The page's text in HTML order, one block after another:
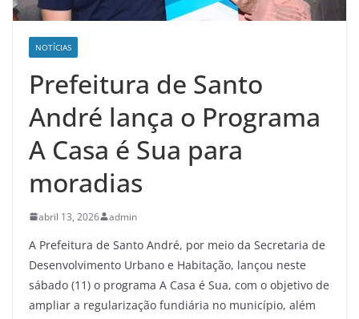
NOTÍCIAS
Prefeitura de Santo
André lança o Programa
A Casa é Sua para
moradias
abril 13, 2026 admin
A Prefeitura de Santo André, por meio da Secretaria de
Desenvolvimento Urbano e Habitação, lançou neste
sábado (11) o programa A Casa é Sua, com o objetivo de
ampliar a regularização fundiária no município, além